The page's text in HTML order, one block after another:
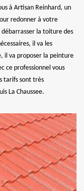
à Artisan Reinhard, un
redonner à votre
la toiture des
il va les
il va proposer la peinture
ce professionnel vous
tarifs sont très
La Chaussee.